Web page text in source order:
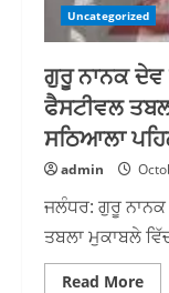
Uncategorized
ਗੁਰੂ ਨਾਨਕ ਦੇਵ
ਫੈਸਟੀਵਲ
ਸਠਿਆਲਾ
admin
ਜਲੰਧਰ: ਗੁਰੂ
ਤਬਲਾ ਮੁਕਾਬਲੇ
Read MoreRead